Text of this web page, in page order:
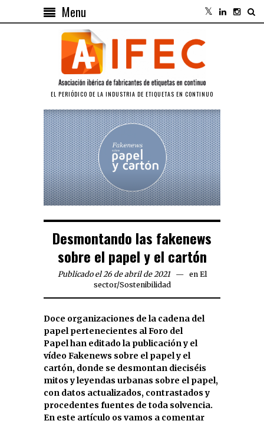
Menu
EL PERIÓDICO DE LA INDUSTRIA DE ETIQUETAS EN CONTINUO
Desmontando las fakenews
sobre el papel y el cartón
Publicado el 26 de abril de 2021 en El
sector/Sostenibilidad
Doce organizaciones de la cadena del
papelpertenecientes al Foro del
Papelhan editado la publicación y el
vídeo Fakenews sobre el papel y el
cartón, donde se desmontan dieciséis
mitos y leyendas urbanas sobre el papel,
con datos actualizados, contrastados y
procedentes fuentes de toda solvencia.
En este artículo os vamos a comentar